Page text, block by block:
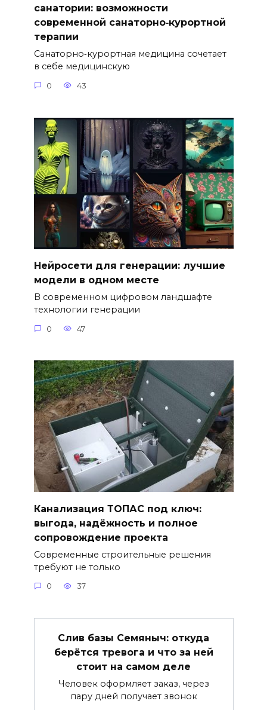
санатории: возможности
современной санаторно‑курортной
терапии
Санаторно‑курортная медицина сочетает
в себе медицинскую
0 43
Нейросети для генерации: лучшие
модели в одном месте
В современном цифровом ландшафте
технологии генерации
0 47
Канализация ТОПАС под ключ:
выгода, надёжность и полное
сопровождение проекта
Современные строительные решения
требуют не только
0 37
Слив базы Семяныч: откуда
берётся тревога и что за ней
стоит на самом деле
Человек оформляет заказ, через
пару дней получает звонок